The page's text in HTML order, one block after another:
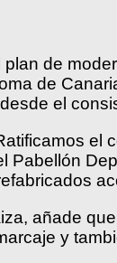
de
de
el
el
Pabellón
añade que
y